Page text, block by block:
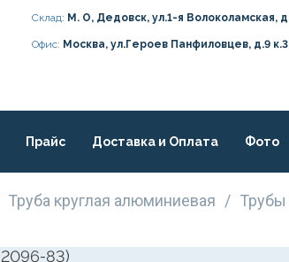
Склад: М. О, Дедовск, ул.1-я Волоколамская,
Офис: Москва, ул.Героев Панфиловцев, д.9 к.3
Прайс Доставка и Оплата Фото
Труба круглая алюминиевая /